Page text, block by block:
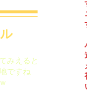
みえると
ですね